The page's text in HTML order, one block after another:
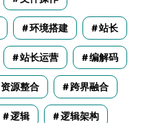
环境搭建 站长
站长运营 编解码
资源整合 跨界融合
逻辑 逻辑架构